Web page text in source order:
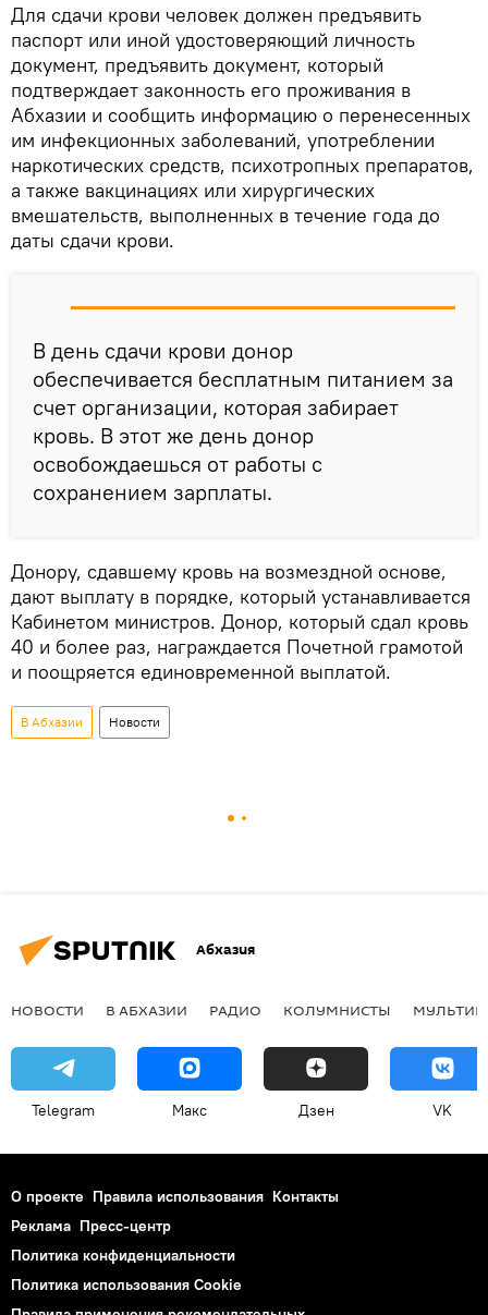
Для сдачи крови человек должен предъявить
паспорт или иной удостоверяющий личность
документ, предъявить документ, который
подтверждает законность его проживания в
Абхазии и сообщить информацию о перенесенных
им инфекционных заболеваний, употреблении
наркотических средств, психотропных препаратов,
а также вакцинациях или хирургических
вмешательств, выполненных в течение года до
даты сдачи крови.
В день сдачи крови донор
обеспечивается бесплатным питанием за
счет организации, которая забирает
кровь. В этот же день донор
освобождаешься от работы с
сохранением зарплаты.
Донору, сдавшему кровь на возмездной основе,
дают выплату в порядке, который устанавливается
Кабинетом министров. Донор, который сдал кровь
40 и более раз, награждается Почетной грамотой
и поощряется единовременной выплатой.
В Абхазии Новости
Абхазия
НОВОСТИ В АБХАЗИИ РАДИО КОЛУМНИСТЫ
Telegram Макс Дзен VK
О проекте Правила использования Контакты
Реклама Пресс-центр
Политика конфиденциальности
Политика использования Cookie